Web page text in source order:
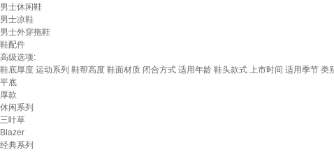
男士休闲鞋
男士凉鞋
男士外穿拖鞋
鞋配件
高级选项:
鞋底厚度 运动系列 鞋帮高度 鞋面材质 闭合方式 适用年龄 鞋头款式 上市时间 适用季节 类
平底
厚款
休闲系列
三叶草
Blazer
经典系列